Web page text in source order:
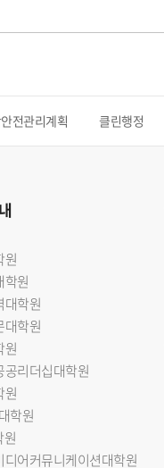
전관리계획 클린행정
원
학원
대학원
대학원
원
공리더십대학원
원
학원
원
디어커뮤니케이션대학원